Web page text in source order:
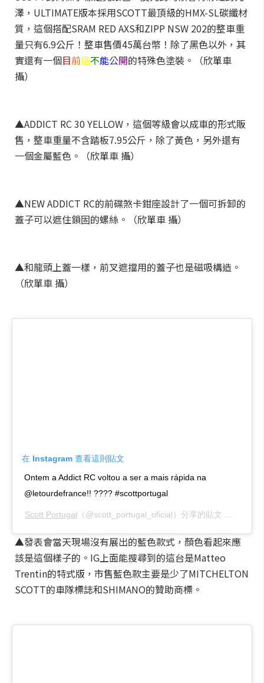
澤，ULTIMATE版本採用SCOTT最頂級的HMX-SL碳纖材
質，這個搭配SRAM RED AXS和ZIPP NSW 202的整車重
量只有6.9公斤！整車售價45萬台幣！除了黑色以外，其
實還有一個目前還不能公開的特殊色塗裝。（欣單車
攝）
▲ADDICT RC 30 YELLOW，這個等級會以成車的形式販
售，整車重量不含踏板7.95公斤，除了黃色，另外還有
一個金屬藍色。（欣單車 攝）
▲NEW ADDICT RC的前碟煞卡鉗座設計了一個可拆卸的
蓋子可以遮住鎖固的螺絲。（欣單車 攝）
▲和龍頭上蓋一樣，前叉遮擋用的蓋子也是磁吸構造。
（欣單車 攝）
在 Instagram 查看這則貼文
Ontem a Addict RC voltou a ser a mais rápida na
@letourdefrance!! ???? #scottportugal
Scott Portugal （@scott_portugal_oficial）分享的貼文 於
▲發表會當天現場沒有展出的藍色款式，顏色看起來應
該是這個樣子的。IG上面能搜尋到的這台是Matteo
Trentin的特式版，市售藍色款主要是少了MITCHELTON
SCOTT的車隊標誌和SHIMANO的贊助商標。